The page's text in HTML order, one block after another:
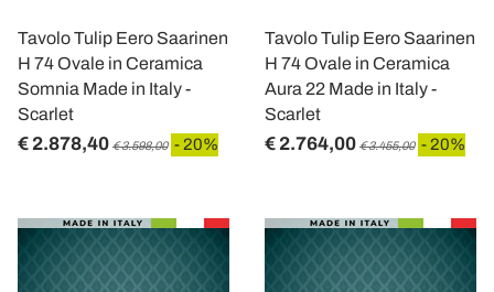
Tavolo Tulip Eero Saarinen
H 74 Ovale in Ceramica
Somnia Made in Italy -
Scarlet
€ 2.878,40 € 3.598,00 - 20%
Tavolo Tulip Eero Saarinen
H 74 Ovale in Ceramica
Aura 22 Made in Italy -
Scarlet
€ 2.764,00 € 3.455,00 - 20%